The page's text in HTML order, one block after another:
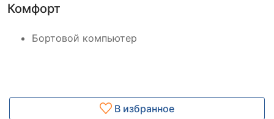
Комфорт
Бортовой компьютер
В избранное